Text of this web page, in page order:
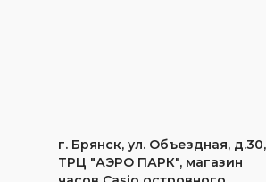
г. Брянск, ул. Объездная, д.30,
ТРЦ "АЭРО ПАРК", магазин